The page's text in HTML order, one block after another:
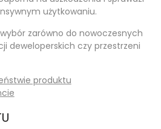
użytkowaniu.
zarówno do nowoczesnych
deweloperskich czy przestrzeni
produktu